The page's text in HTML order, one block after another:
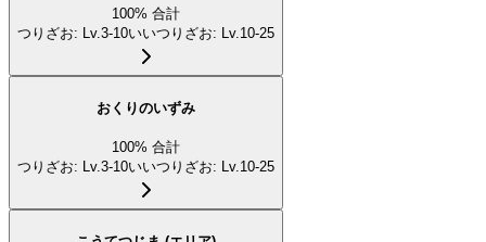
100% 合計
つりざお: Lv.3-10いいつりざお: Lv.10-25
おくりのいずみ
100% 合計
つりざお: Lv.3-10いいつりざお: Lv.10-25